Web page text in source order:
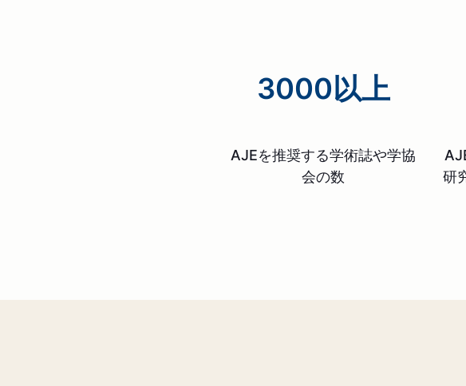
3000以上
AJEを推奨する学術誌や学協
会の数
研